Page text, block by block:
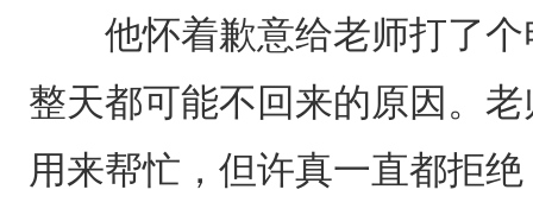
他怀着歉意给老师打了个
整天都可能不回来的原因。
用来帮忙，但许真一直都拒